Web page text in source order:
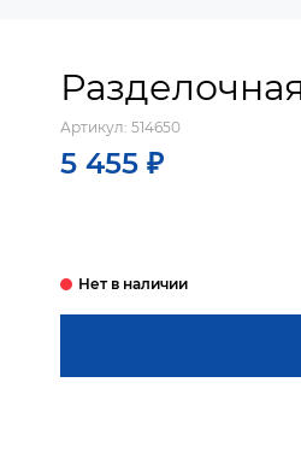
Артикул: 514650
5 455 ₽